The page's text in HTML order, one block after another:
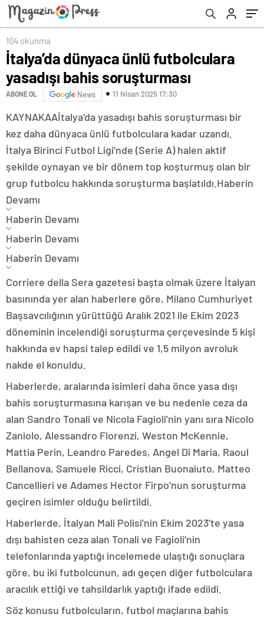
104 okunma
İtalya’da dünyaca ünlü futbolculara
yasadışı bahis soruşturması
ABONE OL News 11 Nisan 2025 17:30
KAYNAKAAİtalya’da yasadışı bahis soruşturması bir
kez daha dünyaca ünlü futbolculara kadar uzandı.
İtalya Birinci Futbol Ligi’nde (Serie A) halen aktif
şekilde oynayan ve bir dönem top koşturmuş olan bir
grup futbolcu hakkında soruşturma başlatıldı. Haberin
Devamı
Haberin Devamı
Haberin Devamı
Haberin Devamı
Corriere della Sera gazetesi başta olmak üzere İtalyan
basınında yer alan haberlere göre, Milano Cumhuriyet
Başsavcılığının yürüttüğü Aralık 2021 ile Ekim 2023
döneminin incelendiği soruşturma çerçevesinde 5 kişi
hakkında ev hapsi talep edildi ve 1,5 milyon avroluk
nakde el konuldu.
Haberlerde, aralarında isimleri daha önce yasa dışı
bahis soruşturmasına karışan ve bu nedenle ceza da
alan Sandro Tonali ve Nicola Fagioli’nin yanı sıra Nicolo
Zaniolo, Alessandro Florenzi, Weston McKennie,
Mattia Perin, Leandro Paredes, Angel Di Maria, Raoul
Bellanova, Samuele Ricci, Cristian Buonaiuto, Matteo
Cancellieri ve Adames Hector Firpo’nun soruşturma
geçiren isimler olduğu belirtildi.
Haberlerde, İtalyan Mali Polisi’nin Ekim 2023’te yasa
dışı bahisten ceza alan Tonali ve Fagioli’nin
telefonlarında yaptığı incelemede ulaştığı sonuçlara
göre, bu iki futbolcunun, adı geçen diğer futbolculara
aracılık ettiği ve tahsildarlık yaptığı ifade edildi.
Söz konusu futbolcuların, futbol maçlarına bahis